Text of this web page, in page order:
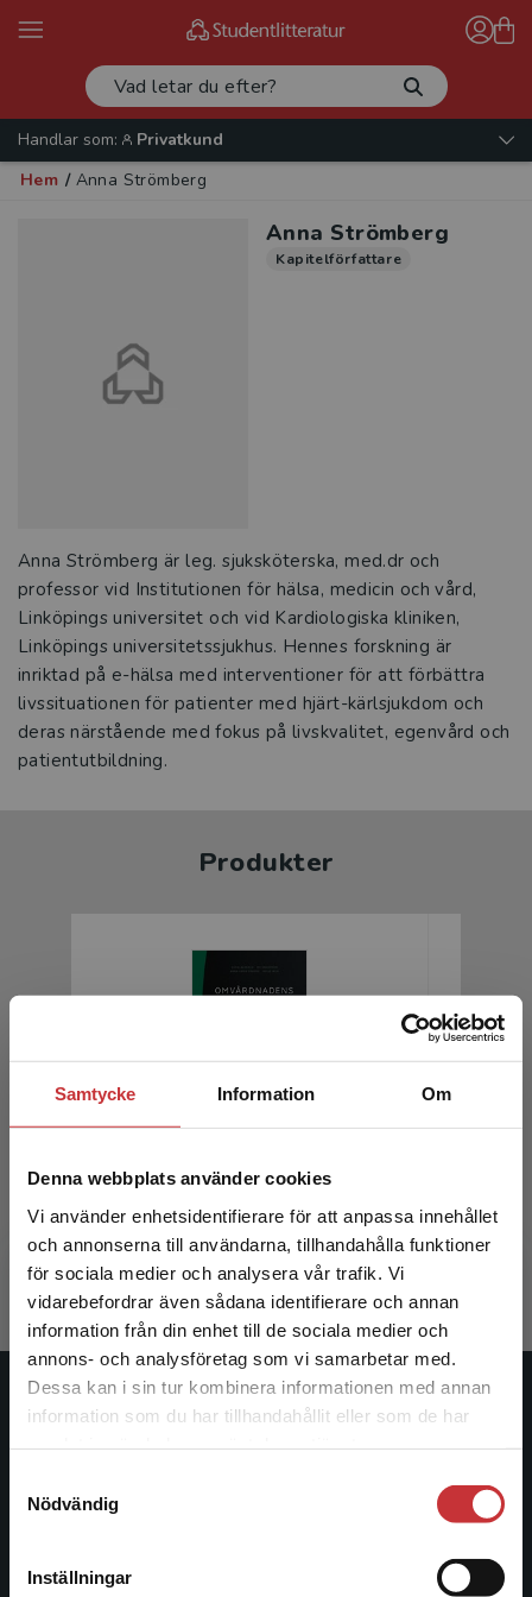
Samtycke Information Om
Denna webbplats använder cookies
Vi använder enhetsidentifierare för att anpassa innehållet
och annonserna till användarna, tillhandahålla funktioner
för sociala medier och analysera vår trafik. Vi
vidarebefordrar även sådana identifierare och annan
information från din enhet till de sociala medier och
annons- och analysföretag som vi samarbetar med.
Dessa kan i sin tur kombinera informationen med annan
information som du har tillhandahållit eller som de har
Nödvändig
Inställningar
Begränsad fraktregion
Det verkar som att du besöker
studentlitteratur.se via en enhet utanför Sverige.
Vi erbjuder inte leveranser utanför Sverige. För
att kunna slutföra ett köp måste
Handlar som:
Privatkund
Hem / Anna Strömberg
Anna Strömberg
Kapitelförfattare
Anna Strömberg är leg. sjuksköterska, med.dr och
professor vid Institutionen för hälsa, medicin och vård,
Linköpings universitet och vid Kardiologiska kliniken,
Linköpings universitetssjukhus. Hennes forskning är
inriktad på e-hälsa med interventioner för att förbättra
livssituationen för patienter med hjärt-kärlsjukdom och
deras närstående med fokus på livskvalitet, egenvård och
patientutbildning.
Produkter
Almerud, Sofia m.fl. (red.)
624 krinkl. moms
Exkl. moms: 589 kr
Almerud,
413 kr
Studentlitteratur
ledande utbildningsförlag. Med läromedel, kurslitteratur,
längs hela kunskapsresan.